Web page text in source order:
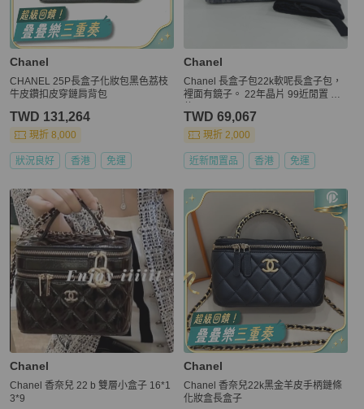
Chanel
CHANEL 25P長盒子化妝包黑色荔枝
牛皮鑽扣皮穿鏈肩背包
TWD 131,264
現折 8,000
狀況良好 香港 免運
Chanel
Chanel 長盒子包22k軟呢長盒子包，
裡面有鏡子。 22年晶片 99近閒置 未
TWD 69,067
現折 2,000
近新閒置品 香港 免運
Chanel
Chanel 香奈兒 22 b 雙層小盒子 16*1
3*9
Chanel
Chanel 香奈兒22k黑金羊皮手柄鏈條
化妝盒長盒子